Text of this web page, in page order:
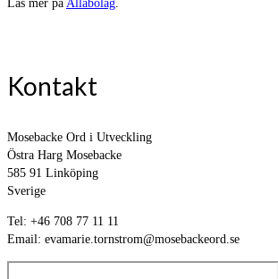
Läs mer på Allabolag.
Kontakt
Mosebacke Ord i Utveckling
Östra Harg Mosebacke
585 91 Linköping
Sverige
Tel: +46 708 77 11 11
Email: evamarie.tornstrom@mosebackeord.se